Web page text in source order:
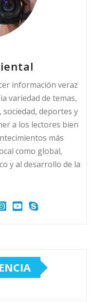
información veraz
variedad de temas,
deportes y
a los lectores bien
más
como global,
y al desarrollo de la